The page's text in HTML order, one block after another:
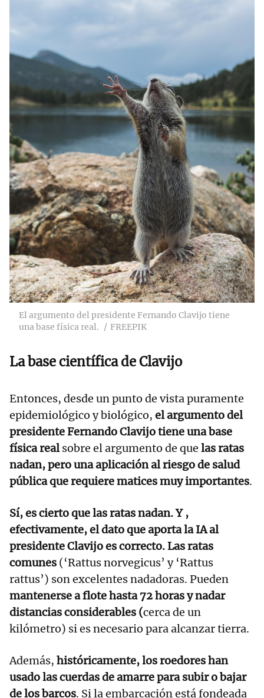
El argumento del presidente Fernando Clavijo tiene
una base física real.
FREEPIK
La base científica de Clavijo
Entonces, desde un punto de vista puramente
epidemiológico y biológico, el argumento del
presidente Fernando Clavijo tiene una base
física realsobre el argumento de que las ratas
nadan, pero una aplicación al riesgo de salud
pública que requiere matices muy importantes.
Sí, es cierto que las ratas nadan. Y ,
efectivamente, el dato que aporta la IA al
presidente Clavijo es correcto. Las ratas
comunes (‘Rattus norvegicus’ y ‘Rattus
rattus’) son excelentes nadadoras. Pueden
mantenerse a flote hasta 72 horas y nadar
distancias considerables (cerca de un
kilómetro) si es necesario para alcanzar tierra.
Además, históricamente, los roedores han
usado las cuerdas de amarre para subir o bajar
de los barcos. Si la embarcación está fondeada